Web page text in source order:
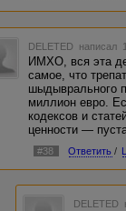
DELETED написал
ИМХО, вся эта
самое, что
шыдыврального
миллион евро.
кодексов и
ценности —
#38 Ответить /
DELETED